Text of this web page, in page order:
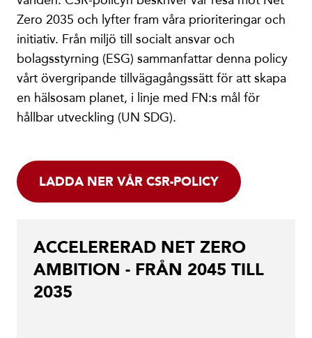
Zero 2035 och lyfter fram våra prioriteringar och
initiativ. Från miljö till socialt ansvar och
bolagsstyrning (ESG) sammanfattar denna policy
vårt övergripande tillvägagångssätt för att skapa
en hälsosam planet, i linje med FN:s mål för
hållbar utveckling (UN SDG).
LADDA NER VÅR CSR-POLICY
ACCELERERAD NET ZERO
AMBITION - FRÅN 2045 TILL
2035